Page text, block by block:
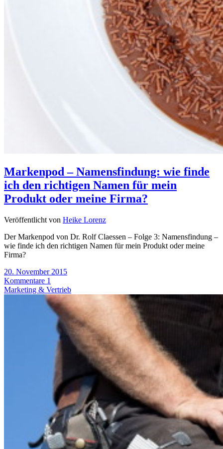
Markenpod – Namensfindung: wie finde
ich den richtigen Namen für mein
Produkt oder meine Firma?
Veröffentlicht von Heike Lorenz
Der Markenpod von Dr. Rolf Claessen – Folge 3: Namensfindung –
wie finde ich den richtigen Namen für mein Produkt oder meine
Firma?
20. November 2015
Kommentare 1
Marketing & Vertrieb